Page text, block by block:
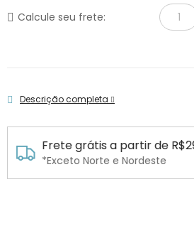
Calcule seu frete:
Descrição completa